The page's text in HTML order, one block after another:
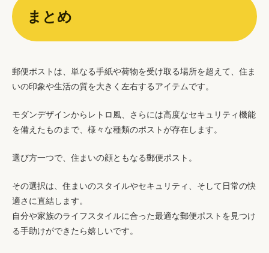
まとめ
郵便ポストは、単なる手紙や荷物を受け取る場所を超えて、住ま
いの印象や生活の質を大きく左右するアイテムです。
モダンデザインからレトロ風、さらには高度なセキュリティ機能
を備えたものまで、様々な種類のポストが存在します。
選び方一つで、住まいの顔ともなる郵便ポスト。
その選択は、住まいのスタイルやセキュリティ、そして日常の快
適さに直結します。
自分や家族のライフスタイルに合った最適な郵便ポストを見つけ
る手助けができたら嬉しいです。